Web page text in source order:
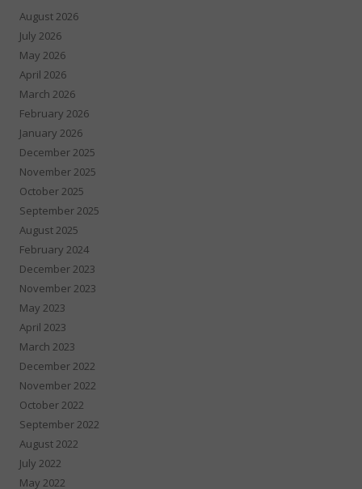
August 2026
July 2026
May 2026
April 2026
March 2026
February 2026
January 2026
December 2025
November 2025
October 2025
September 2025
August 2025
February 2024
December 2023
November 2023
May 2023
April 2023
March 2023
December 2022
November 2022
October 2022
September 2022
August 2022
July 2022
May 2022